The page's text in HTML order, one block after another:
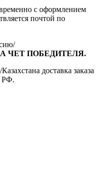
с оформлением
почтой по
ЧЕТ ПОБЕДИТЕЛЯ.
доставка заказа
РФ.